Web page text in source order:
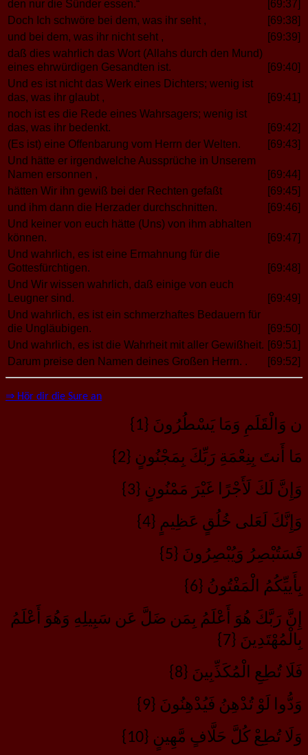
den nur die Sünder essen.“
[69:37]
Doch Ich schwöre bei dem, was ihr seht ,
[69:38]
und bei dem, was ihr nicht seht ,
[69:39]
daß dies wahrlich das Wort (Allahs durch den Mund)
eines ehrwürdigen Gesandten ist.
[69:40]
Und es ist nicht das Werk eines Dichters; wenig ist
das, was ihr glaubt ,
[69:41]
noch ist es die Rede eines Wahrsagers; wenig ist
das, was ihr bedenkt.
[69:42]
(Es ist) eine Offenbarung vom Herrn der Welten.
[69:43]
Und hätte er irgendwelche Aussprüche in Unserem
Namen ersonnen ,
[69:44]
hätten Wir ihn gewiß bei der Rechten gefaßt
[69:45]
und ihm dann die Herzader durchschnitten.
[69:46]
Und keiner von euch hätte (Uns) von ihm abhalten
können.
[69:47]
Und wahrlich, es ist eine Ermahnung für die
Gottesfürchtigen.
[69:48]
Und Wir wissen wahrlich, daß einige von euch
Leugner sind.
[69:49]
Und wahrlich, es ist ein schmerzhaftes Bedauern für
die Ungläubigen.
[69:50]
Und wahrlich, es ist die Wahrheit mit aller Gewißheit. [69:51]
Darum preise den Namen deines Großen Herrn. .
[69:52]
⇒ Hör dir die Sure an
ن وَالْقَلَمِ وَمَا يَسْطُرُونَ {1}
مَا أَنتَ بِنِعْمَةِ رَبِّكَ بِمَجْنُونٍ {2}
وَإِنَّ لَكَ لَأَجْرًا غَيْرَ مَمْنُونٍ {3}
وَإِنَّكَ لَعَلى خُلُقٍ عَظِيمٍ {4}
فَسَتُبْصِرُ وَيُبْصِرُونَ {5}
بِأَييِّكُمُ الْمَفْتُونُ {6}
إِنَّ رَبَّكَ هُوَ أَعْلَمُ بِمَن ضَلَّ عَن سَبِيلِهِ وَهُوَ أَعْلَمُ
بِالْمُهْتَدِينَ {7}
فَلَا تُطِعِ الْمُكَذِّبِينَ {8}
وَدُّوا لَوْ تُدْهِنُ فَيُدْهِنُونَ {9}
وَلَا تُطِعْ كُلَّ حَلَّافٍ مَّهِينٍ {10}